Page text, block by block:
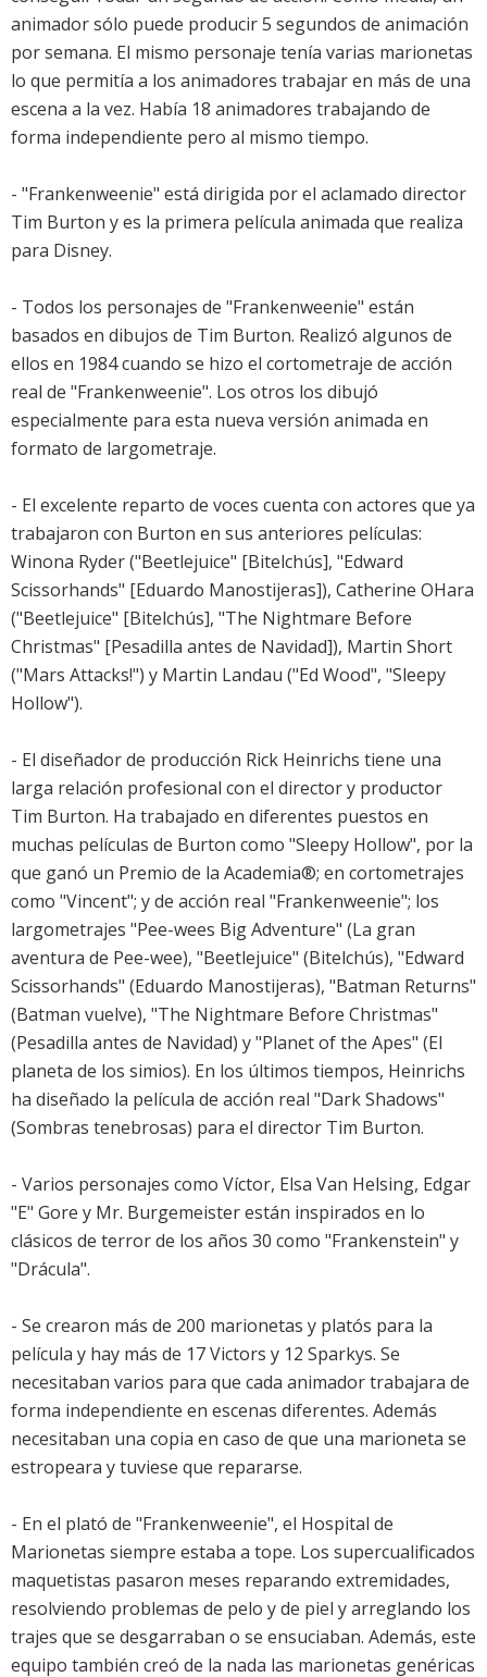
animador sólo puede producir 5 segundos de animación
por semana. El mismo personaje tenía varias marionetas
lo que permitía a los animadores trabajar en más de una
escena a la vez. Había 18 animadores trabajando de
forma independiente pero al mismo tiempo.
- "Frankenweenie" está dirigida por el aclamado director
Tim Burton y es la primera película animada que realiza
para Disney.
- Todos los personajes de "Frankenweenie" están
basados en dibujos de Tim Burton. Realizó algunos de
ellos en 1984 cuando se hizo el cortometraje de acción
real de "Frankenweenie". Los otros los dibujó
especialmente para esta nueva versión animada en
formato de largometraje.
- El excelente reparto de voces cuenta con actores que ya
trabajaron con Burton en sus anteriores películas:
Winona Ryder ("Beetlejuice" [Bitelchús], "Edward
Scissorhands" [Eduardo Manostijeras]), Catherine OHara
("Beetlejuice" [Bitelchús], "The Nightmare Before
Christmas" [Pesadilla antes de Navidad]), Martin Short
("Mars Attacks!") y Martin Landau ("Ed Wood", "Sleepy
Hollow").
- El diseñador de producción Rick Heinrichs tiene una
larga relación profesional con el director y productor
Tim Burton. Ha trabajado en diferentes puestos en
muchas películas de Burton como "Sleepy Hollow", por la
que ganó un Premio de la Academia®; en cortometrajes
como "Vincent"; y de acción real "Frankenweenie"; los
largometrajes "Pee-wees Big Adventure" (La gran
aventura de Pee-wee), "Beetlejuice" (Bitelchús), "Edward
Scissorhands" (Eduardo Manostijeras), "Batman Returns"
(Batman vuelve), "The Nightmare Before Christmas"
(Pesadilla antes de Navidad) y "Planet of the Apes" (El
planeta de los simios). En los últimos tiempos, Heinrichs
ha diseñado la película de acción real "Dark Shadows"
(Sombras tenebrosas) para el director Tim Burton.
- Varios personajes como Víctor, Elsa Van Helsing, Edgar
"E" Gore y Mr. Burgemeister están inspirados en lo
clásicos de terror de los años 30 como "Frankenstein" y
"Drácula".
- Se crearon más de 200 marionetas y platós para la
película y hay más de 17 Victors y 12 Sparkys. Se
necesitaban varios para que cada animador trabajara de
forma independiente en escenas diferentes. Además
necesitaban una copia en caso de que una marioneta se
estropeara y tuviese que repararse.
- En el plató de "Frankenweenie", el Hospital de
Marionetas siempre estaba a tope. Los supercualificados
maquetistas pasaron meses reparando extremidades,
resolviendo problemas de pelo y de piel y arreglando los
trajes que se desgarraban o se ensuciaban. Además, este
equipo también creó de la nada las marionetas genéricas